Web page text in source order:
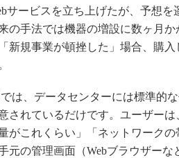
サービスを立ち上げたが、予想を
の手法では機器の増設に数ヶ月か
新規事業が頓挫した」場合、購入
は、データセンターには標準的
されているだけです。ユーザーは
がこれくらい」「ネットワークの
元の管理画面（Webブラウザーな